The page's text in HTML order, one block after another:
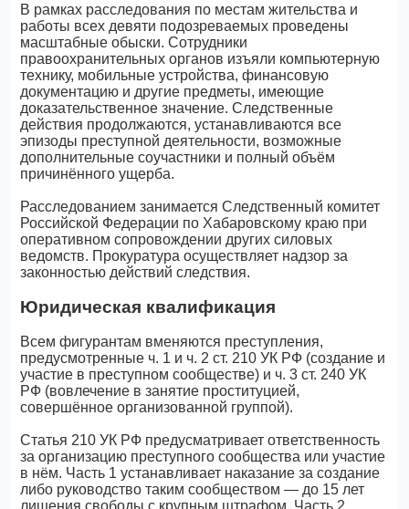
В рамках расследования по местам жительства и
работы всех девяти подозреваемых проведены
масштабные обыски. Сотрудники
правоохранительных органов изъяли компьютерную
технику, мобильные устройства, финансовую
документацию и другие предметы, имеющие
доказательственное значение. Следственные
действия продолжаются, устанавливаются все
эпизоды преступной деятельности, возможные
дополнительные соучастники и полный объём
причинённого ущерба.
Расследованием занимается Следственный комитет
Российской Федерации по Хабаровскому краю при
оперативном сопровождении других силовых
ведомств. Прокуратура осуществляет надзор за
законностью действий следствия.
Юридическая квалификация
Всем фигурантам вменяются преступления,
предусмотренные ч. 1 и ч. 2 ст. 210 УК РФ (создание и
участие в преступном сообществе) и ч. 3 ст. 240 УК
РФ (вовлечение в занятие проституцией,
совершённое организованной группой).
Статья 210 УК РФ предусматривает ответственность
за организацию преступного сообщества или участие
в нём. Часть 1 устанавливает наказание за создание
либо руководство таким сообществом — до 15 лет
лишения свободы с крупным штрафом. Часть 2